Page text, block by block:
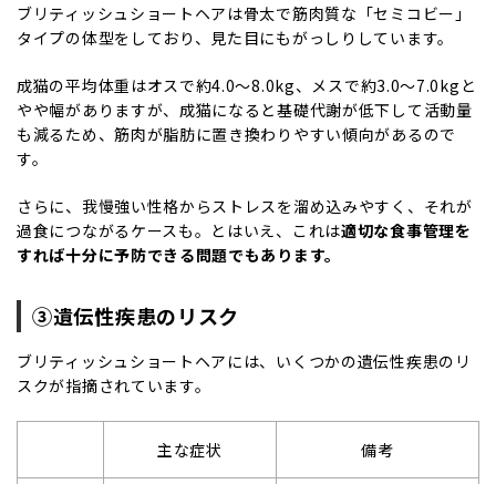
ブリティッシュショートヘアは骨太で筋肉質な「セミコビー」
タイプの体型をしており、見た目にもがっしりしています。
成猫の平均体重はオスで約4.0〜8.0kg、メスで約3.0〜7.0kgと
やや幅がありますが、成猫になると基礎代謝が低下して活動量
も減るため、筋肉が脂肪に置き換わりやすい傾向があるので
す。
さらに、我慢強い性格からストレスを溜め込みやすく、それが
過食につながるケースも。とはいえ、これは適切な食事管理を
すれば十分に予防できる問題でもあります。
③遺伝性疾患のリスク
ブリティッシュショートヘアには、いくつかの遺伝性疾患のリ
スクが指摘されています。
主な症状 備考